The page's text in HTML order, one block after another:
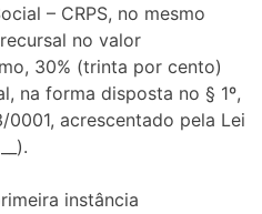
– CRPS, no mesmo
no valor
30% (trinta por cento)
na forma disposta no § 1º,
acrescentado pela Lei
instância